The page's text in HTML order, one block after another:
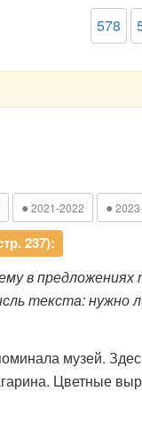
578
● 2021-2022 ●
237):
в
текста: нужно
музей.
Цветные